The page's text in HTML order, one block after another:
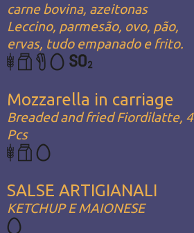
carne bovina, azeitonas
Leccino, parmesão, ovo, pão,
ervas, tudo empanado e frito.
Mozzarella in carriage
Breaded and fried Fiordilatte, 4
Pcs
SALSE ARTIGIANALI
KETCHUP E MAIONESE